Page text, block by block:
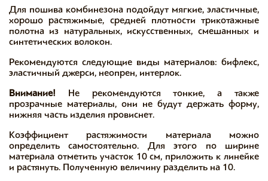
Для пошива комбинезона подойдут мягкие, эластичные,
хорошо растяжимые, средней плотности трикотажные
полотна из натуральных, искусственных, смешанных и
синтетических волокон.
Рекомендуются следующие виды материалов: бифлекс,
эластичный джерси, неопрен, интерлок.
Внимание! Не рекомендуются тонкие, а также
прозрачные материалы, они не будут держать форму,
нижняя часть изделия провиснет.
Коэффициент растяжимости материала можно
определить самостоятельно. Для этого по ширине
материала отметить участок 10 см, приложить к линейке
и растянуть. Полученную величину разделить на 10.